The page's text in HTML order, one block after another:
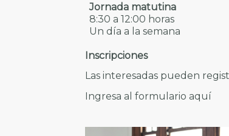
Jornada matutina
8:30 a 12:00 horas
Un día a la semana
Inscripciones
Las interesadas pueden
Ingresa al formulario aquí